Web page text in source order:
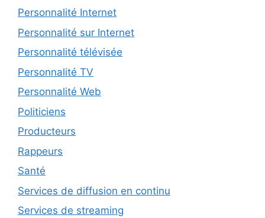
Personnalité Internet
Personnalité sur Internet
Personnalité télévisée
Personnalité TV
Personnalité Web
Politiciens
Producteurs
Rappeurs
Santé
Services de diffusion en continu
Services de streaming